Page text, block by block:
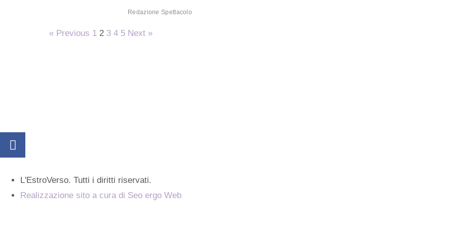
Redazione Spettacolo
« Previous 1 2 3 4 5 Next »
L'EstroVerso. Tutti i diritti riservati.
Realizzazione sito a cura di Seo ergo Web